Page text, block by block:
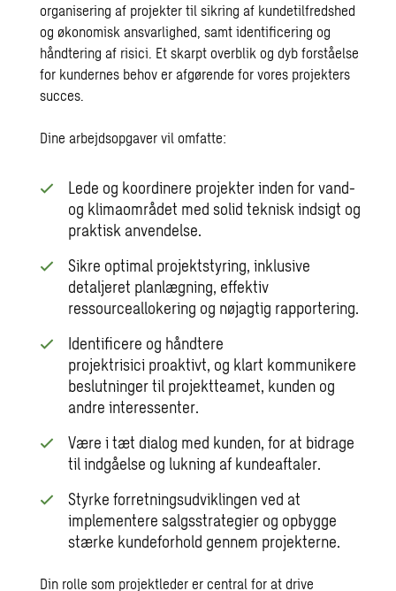
organisering af projekter til sikring af kundetilfredshed
og økonomisk ansvarlighed, samt identificering og
håndtering af risici. Et skarpt overblik og dyb forståelse
for kundernes behov er afgørende for vores projekters
succes.
Dine arbejdsopgaver vil omfatte:
Lede og koordinere projekter inden for vand-
og klimaområdet med solid teknisk indsigt og
praktisk anvendelse.
Sikre optimal projektstyring, inklusive
detaljeret planlægning, effektiv
ressourceallokering og nøjagtig rapportering.
Identificere og håndtere
projektrisici proaktivt, og klart kommunikere
beslutninger til projektteamet, kunden og
andre interessenter.
Være i tæt dialog med kunden, for at bidrage
til indgåelse og lukning af kundeaftaler.
Styrke forretningsudviklingen ved at
implementere salgsstrategier og opbygge
stærke kundeforhold gennem projekterne.
Din rolle som projektleder er central for at drive